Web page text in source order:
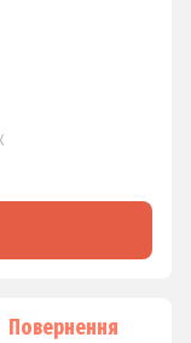
Повернення